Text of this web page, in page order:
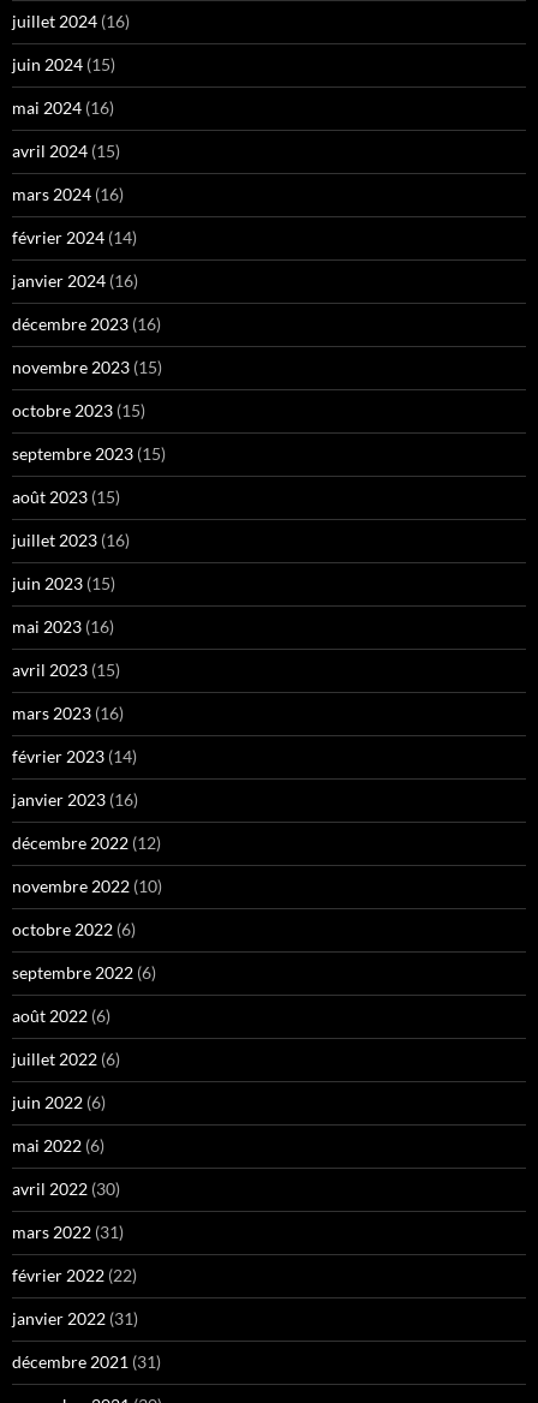
juillet 2024 (16)
juin 2024 (15)
mai 2024 (16)
avril 2024 (15)
mars 2024 (16)
février 2024 (14)
janvier 2024 (16)
décembre 2023 (16)
novembre 2023 (15)
octobre 2023 (15)
septembre 2023 (15)
août 2023 (15)
juillet 2023 (16)
juin 2023 (15)
mai 2023 (16)
avril 2023 (15)
mars 2023 (16)
février 2023 (14)
janvier 2023 (16)
décembre 2022 (12)
novembre 2022 (10)
octobre 2022 (6)
septembre 2022 (6)
août 2022 (6)
juillet 2022 (6)
juin 2022 (6)
mai 2022 (6)
avril 2022 (30)
mars 2022 (31)
février 2022 (22)
janvier 2022 (31)
décembre 2021 (31)